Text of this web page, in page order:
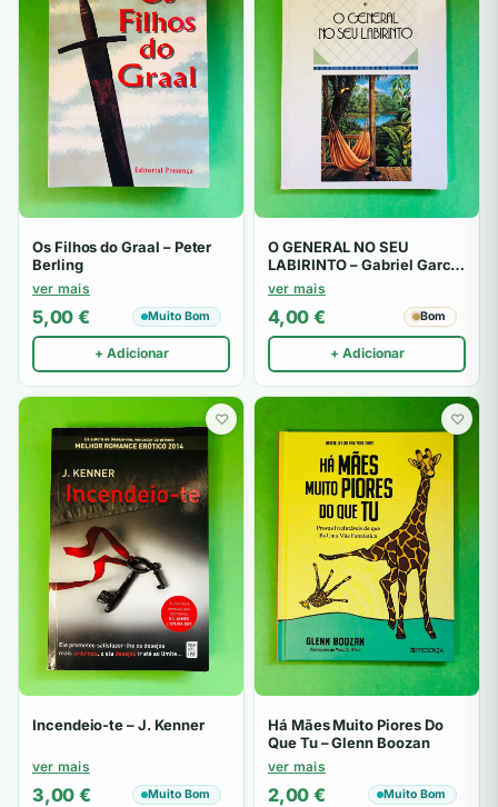
Os Filhos do Graal – Peter
Berling
ver mais
5,00 € Muito Bom
+ Adicionar
O GENERAL NO SEU
LABIRINTO – Gabriel García
Márquez
ver mais
4,00 € Bom
+ Adicionar
♡
Incendeio-te – J. Kenner
ver mais
3,00 € Muito Bom
♡
Há Mães Muito Piores Do
Que Tu – Glenn Boozan
ver mais
2,00 € Muito Bom